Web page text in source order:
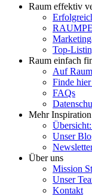
Raum effektiv
Top-
Raum einfach
Auf
Finde hier
FAQs
Mehr Inspiration
Unser
Über uns
Mission
Unser
Kontakt